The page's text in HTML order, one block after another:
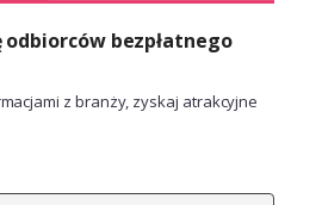
odbiorców bezpłatnego
z branży, zyskaj atrakcyjne